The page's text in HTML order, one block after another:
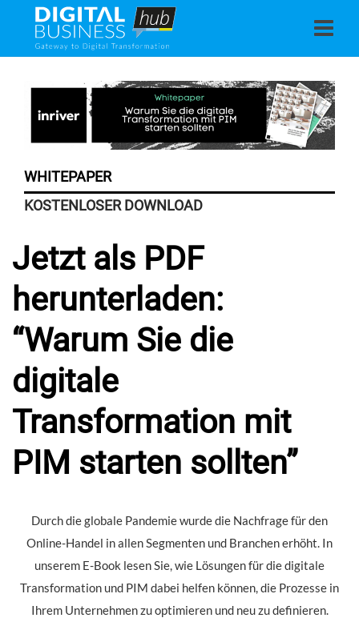
WHITEPAPER
KOSTENLOSER DOWNLOAD
Jetzt als PDF
herunterladen:
“Warum Sie die
digitale
Transformation mit
PIM starten sollten”
Durch die globale Pandemie wurde die Nachfrage für den
Online-Handel in allen Segmenten und Branchen erhöht. In
unserem E-Book lesen Sie, wie Lösungen für die digitale
Transformation und PIM dabei helfen können, die Prozesse in
Ihrem Unternehmen zu optimieren und neu zu definieren.